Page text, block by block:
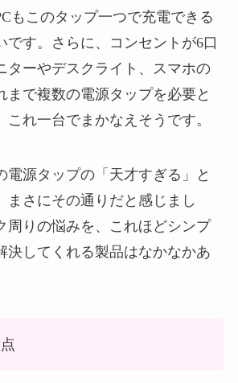
もこのタップ一つで充電できる
です。さらに、コンセントが6口
ターやデスクライト、スマホの
まで複数の電源タップを必要と
これ一台でまかなえそうです。
電源タップの「天才すぎる」と
まさにその通りだと感じまし
周りの悩みを、これほどシンプ
決してくれる製品はなかなかあ